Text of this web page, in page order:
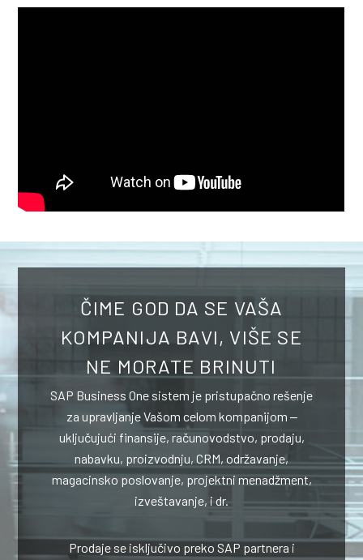
ČIME GOD DA SE VAŠA
KOMPANIJA BAVI, VIŠE SE
NE MORATE BRINUTI
SAP Business One sistem je pristupačno rešenje
za upravljanje Vašom celom kompanijom ‒
uključujući finansije, računovodstvo, prodaju,
nabavku, proizvodnju, CRM, održavanje,
magacinsko poslovanje, projektni menadžment,
izveštavanje, i dr.
Prodaje se isključivo preko SAP partnera i